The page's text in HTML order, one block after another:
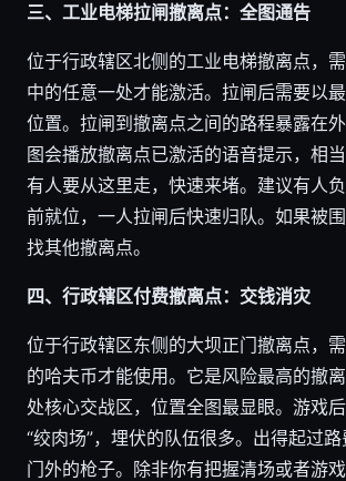
三、工业电梯拉闸撤离点：全图通告
位于行政辖区北侧的工业电梯撤离点，
中的任意一处才能激活。拉闸后需要以
位置。拉闸到撤离点之间的路程暴露在
图会播放撤离点已激活的语音提示，相
有人要从这里走，快速来堵。建议有人
前就位，一人拉闸后快速归队。如果被围
找其他撤离点。
四、行政辖区付费撤离点：交钱消灾
位于行政辖区东侧的大坝正门撤离点，
的哈夫币才能使用。它是风险最高的撤
处核心交战区，位置全图最显眼。游戏
“绞肉场”，埋伏的队伍很多。出得起过
门外的枪子。除非你有把握清场或者游戏